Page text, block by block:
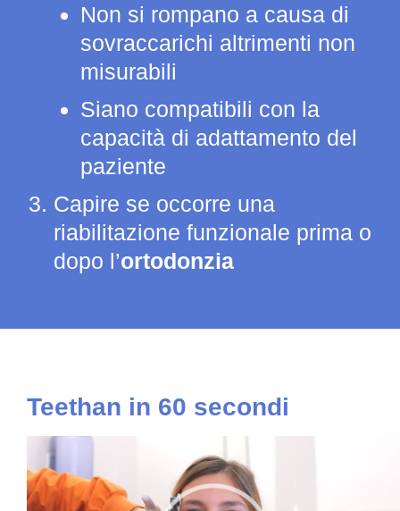
Non si rompano a causa di
sovraccarichi altrimenti non
misurabili
Siano compatibili con la
capacità di adattamento del
paziente
Capire se occorre una
riabilitazione funzionale prima o
dopo l’ortodonzia
Teethan in 60 secondi